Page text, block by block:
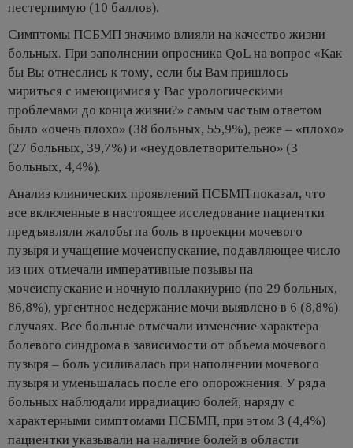
нестерпимую (10 баллов).
Симптомы ПСБМП значимо влияли на качество жизни
больных. При заполнении опросника QoL на вопрос «Как
бы Вы отнеслись к тому, если бы Вам пришлось
мириться с имеющимися у Вас урологическими
проблемами до конца жизни?» самым частым ответом
было «очень плохо» (38 больных, 55,9%), реже – «плохо»
(27 больных, 39,7%) и «неудовлетворительно» (3
больных, 4,4%).
Анализ клинических проявлений ПСБМП показал, что
все включенные в настоящее исследование пациентки
предъявляли жалобы на боль в проекции мочевого
пузыря и учащение мочеиспускание, подавляющее число
из них отмечали императивные позывы на
мочеиспускание и ночную поллакиурию (по 29 больных,
86,8%), ургентное недержание мочи выявлено в 6 (8,8%)
случаях. Все больные отмечали изменение характера
болевого синдрома в зависимости от объема мочевого
пузыря – боль усиливалась при наполнении мочевого
пузыря и уменьшалась после его опорожнения. У ряда
больных наблюдали иррадиацию болей, наряду с
характерными симптомами ПСБМП, при этом 3 (4,4%)
пациентки указывали на наличие болей в области